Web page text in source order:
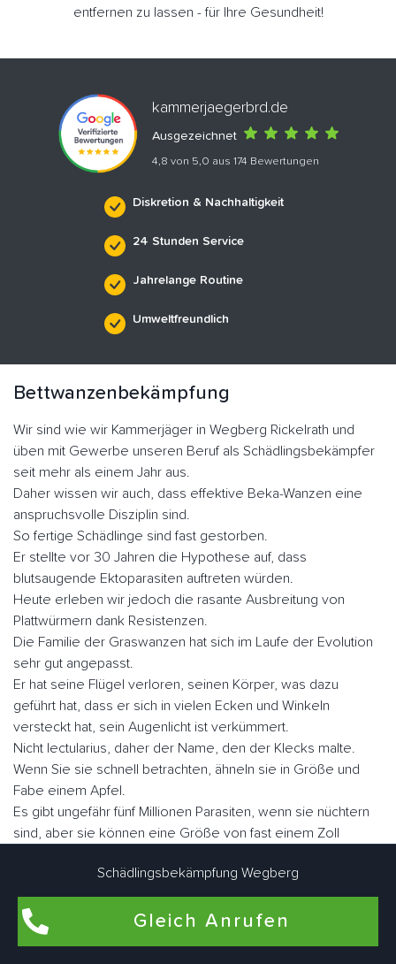
entfernen zu lassen - für Ihre Gesundheit!
kammerjaegerbrd.de
Ausgezeichnet
4,8 von 5,0 aus 174 Bewertungen
Diskretion & Nachhaltigkeit
24 Stunden Service
Jahrelange Routine
Umweltfreundlich
Bettwanzenbekämpfung
Wir sind wie wir Kammerjäger in Wegberg Rickelrath und
üben mit Gewerbe unseren Beruf als Schädlingsbekämpfer
seit mehr als einem Jahr aus.
Daher wissen wir auch, dass effektive Beka-Wanzen eine
anspruchsvolle Disziplin sind.
So fertige Schädlinge sind fast gestorben.
Er stellte vor 30 Jahren die Hypothese auf, dass
blutsaugende Ektoparasiten auftreten würden.
Heute erleben wir jedoch die rasante Ausbreitung von
Plattwürmern dank Resistenzen.
Die Familie der Graswanzen hat sich im Laufe der Evolution
sehr gut angepasst.
Er hat seine Flügel verloren, seinen Körper, was dazu
geführt hat, dass er sich in vielen Ecken und Winkeln
versteckt hat, sein Augenlicht ist verkümmert.
Nicht lectularius, daher der Name, den der Klecks malte.
Wenn Sie sie schnell betrachten, ähneln sie in Größe und
Fabe einem Apfel.
Es gibt ungefähr fünf Millionen Parasiten, wenn sie nüchtern
sind, aber sie können eine Größe von fast einem Zoll
Der Mensch ist der Hauptwirt blutsaugender Ektoparasiten.
Sie können aber auch als Zweitwirte für Nagetiere, Geflügel
oder zu Konservierungszwecken genutzt werden.
Schädlingsbekämpfung Wegberg
Gleich Anrufen